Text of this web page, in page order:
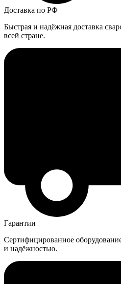
Доставка по РФ
Быстрая и надёжная доставка
всей стране.
Гарантии
Сертифицированное
и надёжностью.